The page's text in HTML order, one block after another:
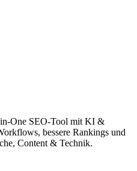
One SEO-Tool mit KI &
bessere Rankings und
Content & Technik.